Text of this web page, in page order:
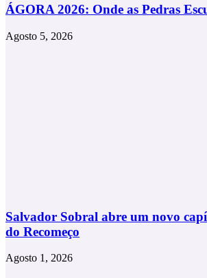
ÁGORA 2026: Onde as Pedras
Agosto 5, 2026
Salvador Sobral abre um novo
do Recomeço
Agosto 1, 2026